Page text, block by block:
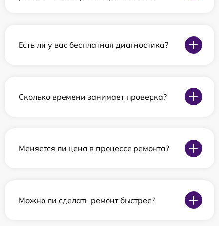
Есть ли у вас бесплатная диагностика?
Сколько времени занимает проверка?
Меняется ли цена в процессе ремонта?
Можно ли сделать ремонт быстрее?